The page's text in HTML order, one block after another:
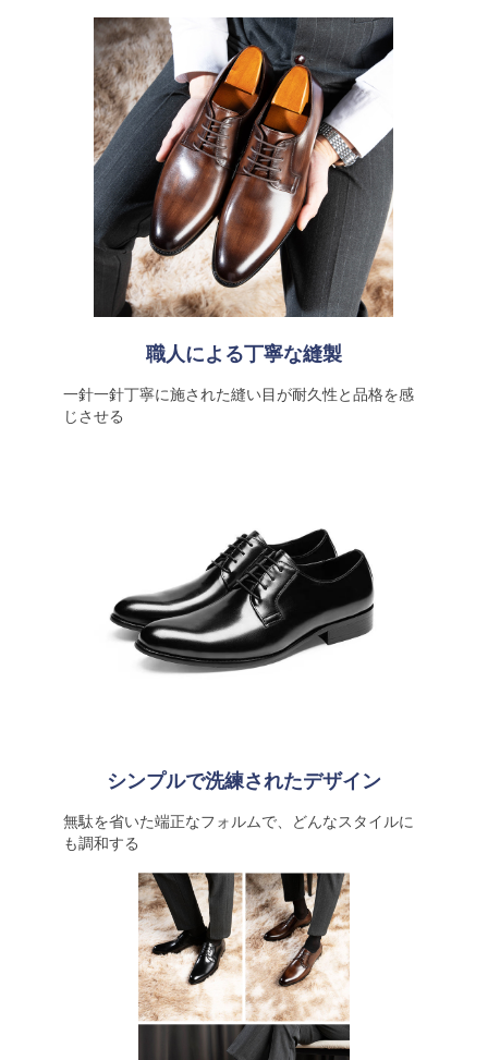
職人による丁寧な縫製
一針一針丁寧に施された縫い目が耐久性と品格を感
じさせる
シンプルで洗練されたデザイン
無駄を省いた端正なフォルムで、どんなスタイルに
も調和する